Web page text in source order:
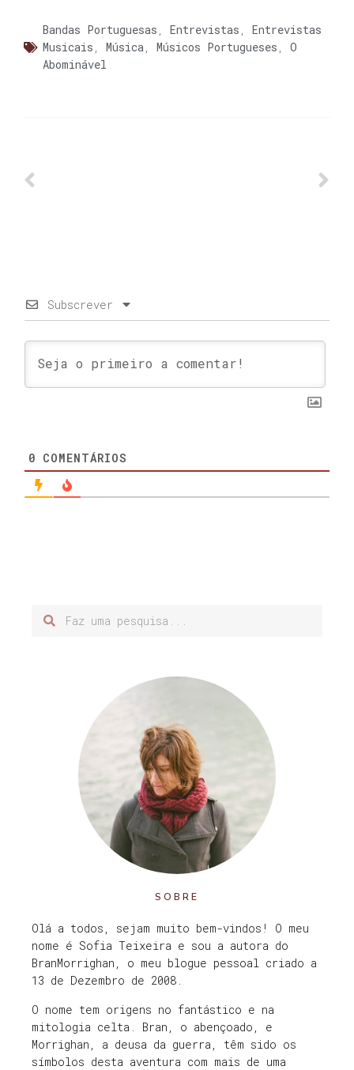
Bandas Portuguesas , Entrevistas , Entrevistas
Musicais , Música, Músicos Portugueses , O
Abominável
Subscrever
0 COMENTÁRIOS
SOBRE
Olá a todos, sejam muito bem-vindos! O meu
nome é Sofia Teixeira e sou a autora do
BranMorrighan, o meu blogue pessoal criado a
13 de Dezembro de 2008.
O nome tem origens no fantástico e na
mitologia celta. Bran, o abençoado, e
Morrighan, a deusa da guerra, têm sido os
símbolos desta aventura com mais de uma